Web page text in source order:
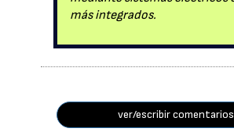
más integrados.
ver/escribir comentarios